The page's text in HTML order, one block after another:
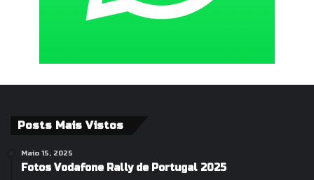
Posts Mais Vistos
Maio 15, 2025
Fotos Vodafone Rally de Portugal 2025